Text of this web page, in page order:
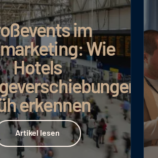
im
Wie
Hotels
erkennen
lesen
Artikel lesen